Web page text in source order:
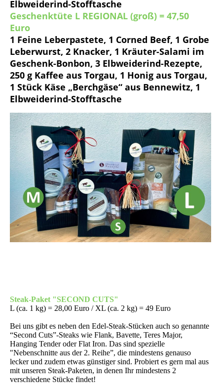
Elbweiderind-Stofftasche
Geschenktüte L REGIONAL (groß) = 47,50
Euro
1 Feine Leberpastete, 1 Corned Beef, 1 Grobe
Leberwurst, 2 Knacker, 1 Kräuter-Salami im
Geschenk-Bonbon, 3 Elbweiderind-Rezepte,
250 g Kaffee aus Torgau, 1 Honig aus Torgau,
1 Stück Käse „Berchgäse“ aus Bennewitz, 1
Elbweiderind-Stofftasche
Steak-Paket "SECOND CUTS"
L (ca. 1 kg) = 28,00 Euro / XL (ca. 2 kg) = 49 Euro
Bei uns gibt es neben den Edel-Steak-Stücken auch so genannte
“Second Cuts”-Steaks wie Flank, Bavette, Teres Major,
Hanging Tender oder Flat Iron. Das sind spezielle
"Nebenschnitte aus der 2. Reihe”, die mindestens genauso
lecker und zudem etwas günstiger sind. Probiert es gern mal aus
mit unseren Steak-Paketen, in denen Ihr mindestens 2
verschiedene Stücke findet!